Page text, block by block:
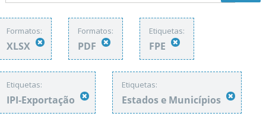
Formatos:
XLSX
Formatos:
PDF
Etiquetas:
FPE
Etiquetas:
IPI-Exportação
Etiquetas:
Estados e Municípios